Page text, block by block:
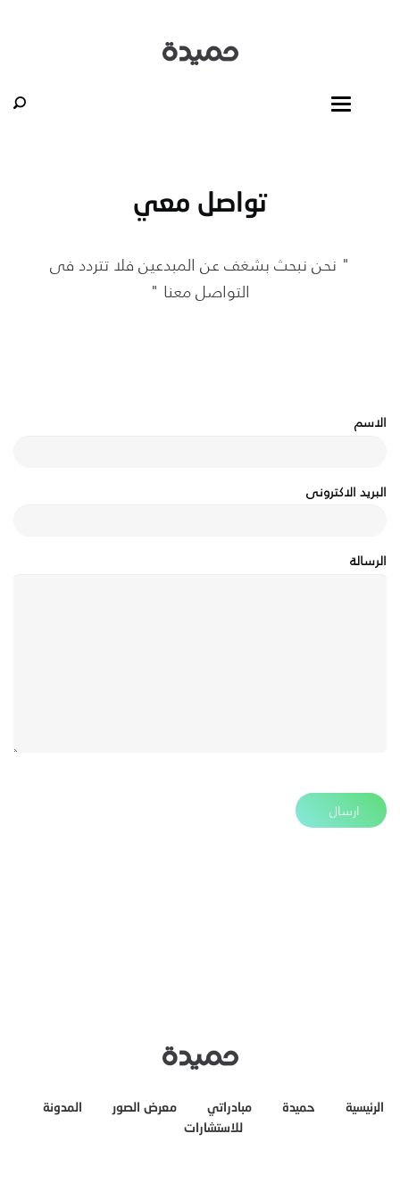
تواصل معي
" نحن نبحث بشغف عن المبدعين فلا تتردد فى
التواصل معنا "
الاسم
البريد الاكترونى
الرسالة
الرئيسية حميدة مبادراتي معرض الصور
المدونة
للاستشارات